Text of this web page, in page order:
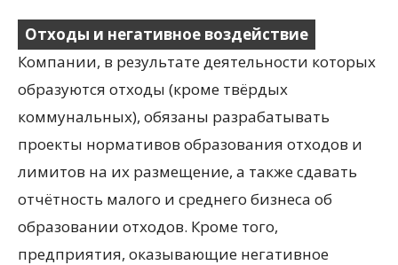
Отходы и негативное воздействие
Компании, в результате деятельности которых
образуются отходы (кроме твёрдых
коммунальных), обязаны разрабатывать
проекты нормативов образования отходов и
лимитов на их размещение, а также сдавать
отчётность малого и среднего бизнеса об
образовании отходов. Кроме того,
предприятия, оказывающие негативное